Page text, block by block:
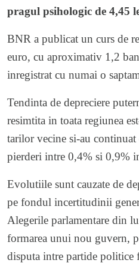
pragul psihologic de 4,45
BNR a publicat un curs de
euro, cu aproximativ 1,2
inregistrat cu numai o
Tendinta de depreciere
resimtita in toata regiunea
tarilor vecine si-au
pierderi intre 0,4% si 0,9%
Evolutiile sunt cauzate de
pe fondul incertitudinii
Alegerile parlamentare din
formarea unui nou guvern,
disputa intre partide politice